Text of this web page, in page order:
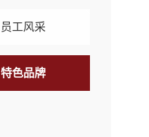
员工风采
特色品牌